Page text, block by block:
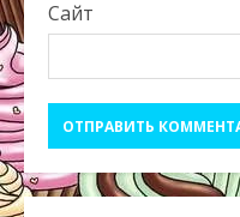
Сайт